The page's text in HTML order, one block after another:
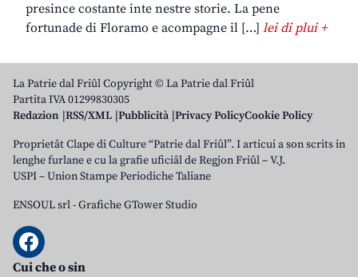
presince costante inte nestre storie. La pene
fortunade di Floramo e acompagne il […] lei di plui +
La Patrie dal Friûl Copyright © La Patrie dal Friûl
Partita IVA 01299830305
Redazion RSS/XML Pubblicità Privacy PolicyCookie Policy
Proprietât Clape di Culture “Patrie dal Friûl”. I articui a son scrits in
lenghe furlane e cu la grafie uficiâl de Regjon Friûl – V.J.
USPI – Union Stampe Periodiche Taliane
ENSOUL srl-Grafiche GTower Studio
Cui che o sin